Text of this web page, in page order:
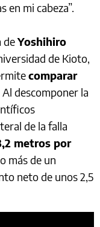
en mi cabeza”.
deYoshihiro
de Kioto,
comparar
Al descomponer la
de la falla
metros por
más de un
neto de unos 2,5